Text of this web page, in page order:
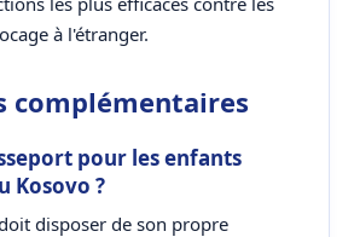
à l'étranger.
complémentaires
pour les enfants
Kosovo ?
disposer de son propre